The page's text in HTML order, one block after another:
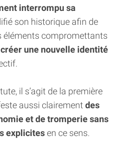
interrompu sa
son historique afin de
éléments compromettants
une nouvelle identité
il s’agit de la première
aussi clairement des
et de tromperie sans
explicitesen ce sens.